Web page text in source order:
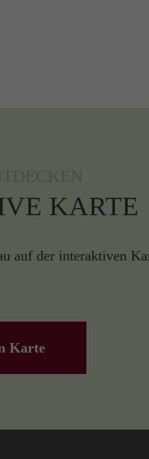
KARTE
auf der interaktiven
Karte